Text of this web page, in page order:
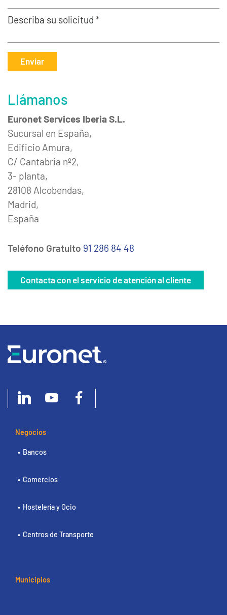
Describa su solicitud *
Enviar
Llámanos
Euronet Services Iberia S.L.
Sucursal en España,
Edificio Amura,
C/ Cantabria nº2,
3- planta,
28108 Alcobendas,
Madrid,
España
Teléfono Gratuito 91 286 84 48
Contacta con el servicio de atención al cliente
Negocios
Bancos
Comercios
Hostelería y Ocio
Centros de Transporte
Municipios